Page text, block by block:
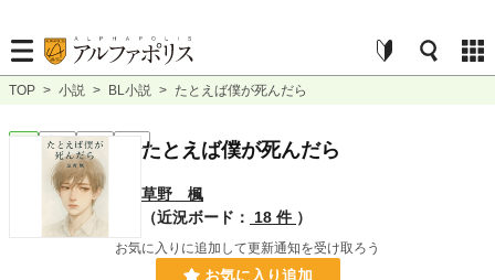
TOP > 小説 > BL小説 > たとえば僕が死んだら
完結 長編 たとえば僕が死んだら
草野 楓
（近況ボード：
18 件 ）
お気に入りに追加して更新通知を受け取ろう
お気に入り追加